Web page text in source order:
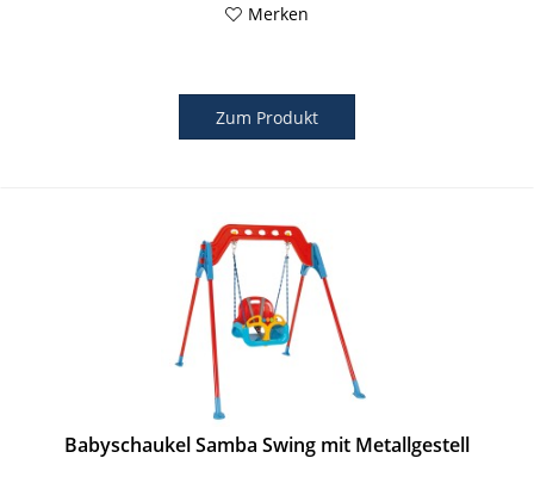
Merken
Zum Produkt
Babyschaukel Samba Swing mit Metallgestell